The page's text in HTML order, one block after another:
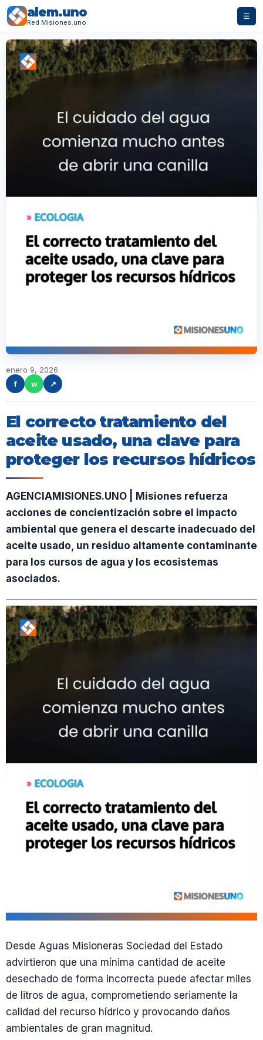
alem.uno
Red Misiones.uno
☰
enero 9, 2026
f
w ↗
El correcto tratamiento del
aceite usado, una clave para
proteger los recursos hídricos
AGENCIAMISIONES.UNO | Misiones refuerza
acciones de concientización sobre el impacto
ambiental que genera el descarte inadecuado del
aceite usado, un residuo altamente contaminante
para los cursos de agua y los ecosistemas
asociados.
Desde Aguas Misioneras Sociedad del Estado
advirtieron que una mínima cantidad de aceite
desechado de forma incorrecta puede afectar miles
de litros de agua, comprometiendo seriamente la
calidad del recurso hídrico y provocando daños
ambientales de gran magnitud.